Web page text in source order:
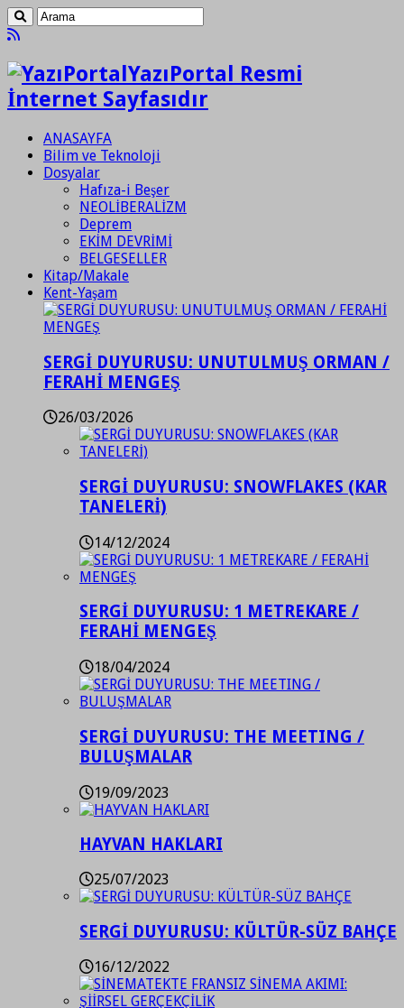
YazıPortal Resmi
İnternet Sayfasıdır
ANASAYFA
Bilim ve Teknoloji
Dosyalar
Hafıza-i Beşer
NEOLİBERALİZM
Deprem
EKİM DEVRİMİ
BELGESELLER
Kitap/Makale
Kent-Yaşam
SERGİ DUYURUSU: UNUTULMUŞ ORMAN /
FERAHİ MENGEŞ
26/03/2026
SERGİ DUYURUSU: SNOWFLAKES (KAR
TANELERİ)
14/12/2024
SERGİ DUYURUSU: 1 METREKARE /
FERAHİ MENGEŞ
18/04/2024
SERGİ DUYURUSU: THE MEETING /
BULUŞMALAR
19/09/2023
HAYVAN HAKLARI
25/07/2023
SERGİ DUYURUSU: KÜLTÜR-SÜZ BAHÇE
16/12/2022